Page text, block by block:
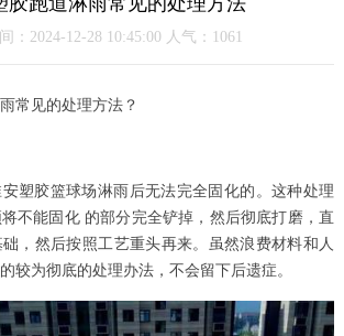
：2024-12-28 10:45:00 人气：1061
常见的处理方法？
胶篮球场淋雨后无法完全固化的。这种处理
不能固化 的部分完全铲掉，然后彻底打磨，直
，然后按照工艺重头再来。虽然浪费材料和人
较为彻底的处理办法，不会留下后遗症。